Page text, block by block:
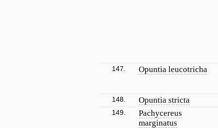
147. Opuntia leucotricha
148. Opuntia stricta
149.
Pachycereus
marginatus